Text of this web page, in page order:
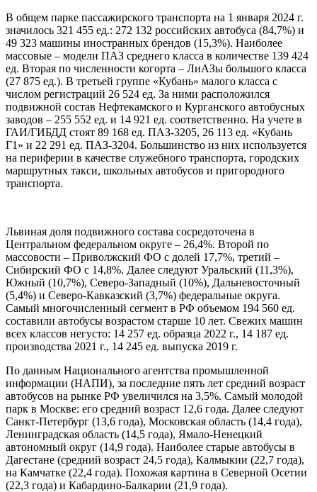
В общем парке пассажирского транспорта на 1 января 2024 г.
значилось 321 455 ед.: 272 132 российских автобуса (84,7%) и
49 323 машины иностранных брендов (15,3%). Наиболее
массовые – модели ПАЗ среднего класса в количестве 139 424
ед. Вторая по численности когорта – ЛиАЗы большого класса
(27 875 ед.). В третьей группе «Кубань» малого класса с
числом регистраций 26 524 ед. За ними расположился
подвижной состав Нефтекамского и Курганского автобусных
заводов – 255 552 ед. и 14 921 ед. соответственно. На учете в
ГАИ/ГИБДД стоят 89 168 ед. ПАЗ-3205, 26 113 ед. «Кубань
Г1» и 22 291 ед. ПАЗ-3204. Большинство из них используется
на периферии в качестве служебного транспорта, городских
маршрутных такси, школьных автобусов и пригородного
транспорта.
Львиная доля подвижного состава сосредоточена в
Центральном федеральном округе – 26,4%. Второй по
массовости – Приволжский ФО с долей 17,7%, третий –
Сибирский ФО с 14,8%. Далее следуют Уральский (11,3%),
Южный (10,7%), Северо-Западный (10%), Дальневосточный
(5,4%) и Северо-Кавказский (3,7%) федеральные округа.
Самый многочисленный сегмент в РФ объемом 194 560 ед.
составили автобусы возрастом старше 10 лет. Свежих машин
всех классов негусто: 14 257 ед. образца 2022 г., 14 187 ед.
производства 2021 г., 14 245 ед. выпуска 2019 г.
По данным Национального агентства промышленной
информации (НАПИ), за последние пять лет средний возраст
автобусов на рынке РФ увеличился на 3,5%. Самый молодой
парк в Москве: его средний возраст 12,6 года. Далее следуют
Санкт-Петербург (13,6 года), Московская область (14,4 года),
Ленинградская область (14,5 года), Ямало-Ненецкий
автономный округ (14,9 года). Наиболее старые автобусы в
Дагестане (средний возраст 24,5 года), Калмыкии (22,7 года),
на Камчатке (22,4 года). Похожая картина в Северной Осетии
(22,3 года) и Кабардино-Балкарии (21,9 года).